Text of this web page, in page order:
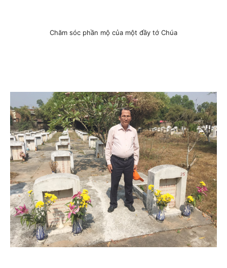
Chăm sóc phần mộ của một đầy tớ Chúa